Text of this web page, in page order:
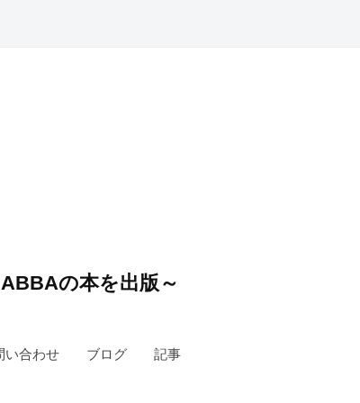
の本を出版～
い合わせ ブログ 記事